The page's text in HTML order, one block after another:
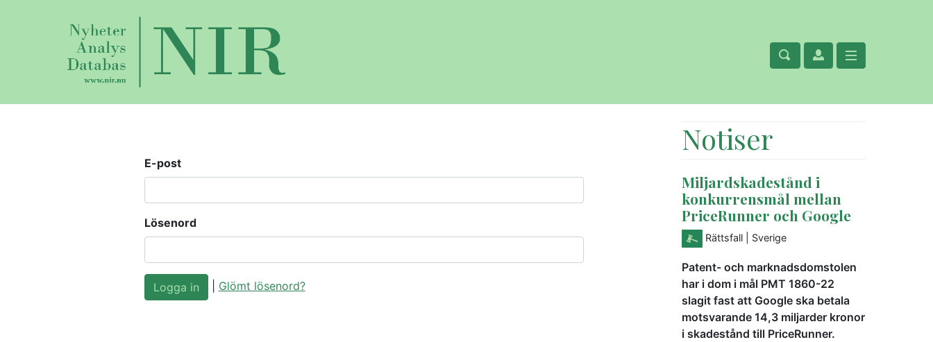
E-post
Lösenord
Glömt lösenord?
Notiser
Miljardskadestånd i
konkurrensmål mellan
PriceRunner och Google
Rättsfall | Sverige
Patent- och marknadsdomstolen
har i dom i mål PMT 1860-22
slagit fast att Google ska betala
motsvarande 14,3 miljarder kronor
i skadestånd till PriceRunner.